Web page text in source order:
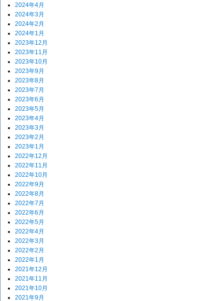
2024年4月
2024年3月
2024年2月
2024年1月
2023年12月
2023年11月
2023年10月
2023年9月
2023年8月
2023年7月
2023年6月
2023年5月
2023年4月
2023年3月
2023年2月
2023年1月
2022年12月
2022年11月
2022年10月
2022年9月
2022年8月
2022年7月
2022年6月
2022年5月
2022年4月
2022年3月
2022年2月
2022年1月
2021年12月
2021年11月
2021年10月
2021年9月